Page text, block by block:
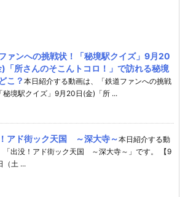
ァンへの挑戦状！「秘境駅クイズ」9月20
)「所さんのそこんトコロ！」で訪れる秘境
こ？ 本日紹介する動画は、「鉄道ファンへの挑戦
秘境駅クイズ」9月20日(金)「所 ...
アド街ック天国 ～深大寺～本日紹介する動
「出没！アド街ック天国 ～深大寺～」です。 【9
（土 ...